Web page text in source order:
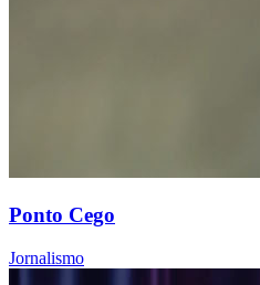
Ponto Cego
Jornalismo